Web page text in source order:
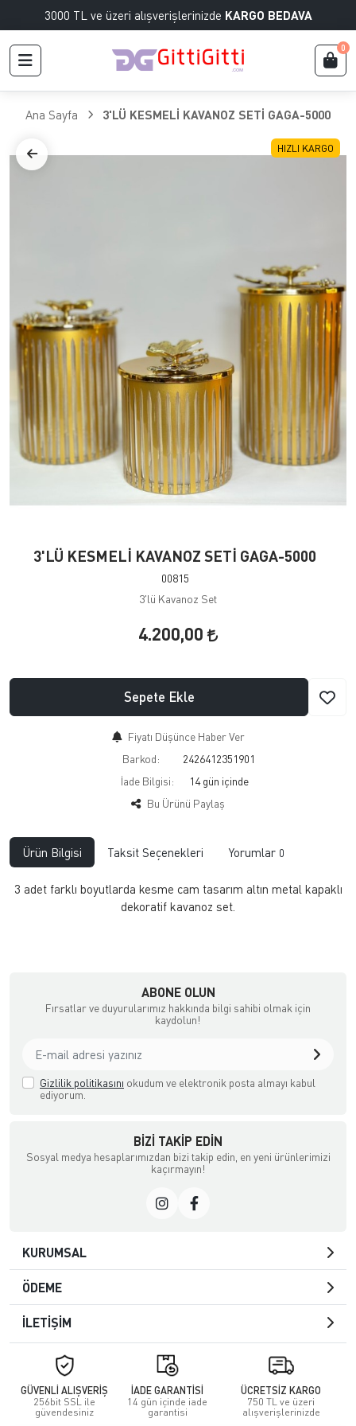
3000 TL ve üzeri alışverişlerinizde KARGO BEDAVA
0
Ana Sayfa 3'LÜ KESMELİ KAVANOZ SETİ GAGA-5000
HIZLI KARGO
3'LÜ KESMELİ KAVANOZ SETİ GAGA-5000
00815
3'lü Kavanoz Set
4.200,00
Sepete Ekle
Fiyatı Düşünce Haber Ver
Barkod:
2426412351901
İade Bilgisi:
Bu Ürünü Paylaş
Ürün Bilgisi Taksit Seçenekleri Yorumlar 0
3 adet farklı boyutlarda kesme cam tasarım altın metal kapaklı
dekoratif kavanoz set.
ABONE OLUN
Fırsatlar ve duyurularımız hakkında bilgi sahibi olmak için
kaydolun!
Gizlilik politikasını okudum ve elektronik posta almayı kabul
ediyorum.
BIZI TAKIP EDIN
Sosyal medya hesaplarımızdan bizi takip edin, en yeni ürünlerimizi
kaçırmayın!
KURUMSAL
ÖDEME
İLETİŞİM
GÜVENLİ ALIŞVERİŞ
256bit SSL ile
güvendesiniz
İADE GARANTİSİ
14 gün içinde iade
garantisi
ÜCRETSİZ KARGO
750 TL ve üzeri
alışverişlerinizde